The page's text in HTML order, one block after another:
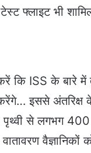
फ्लाइट भी
कि ISS के बारे में
करेंगे… इससे
पृथ्वी से लगभग